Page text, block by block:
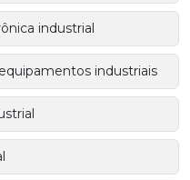
industrial
industriais